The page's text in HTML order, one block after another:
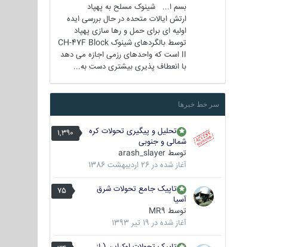
بسم ا... شینوک مسلح به پهپاد
ارتش ایالات متحده در حال بررسی ایده
اولیه ای برای حمل و رها سازی پهپاد
توسط بالگردهای شینوک CH-47F Block
II است که واحدهای رزمی اجازه می دهد
با انعطاف پذیری بیشتری دست به...
سر خط خبرها
1,390
تحلیل و پیگیری تحولات کره
شمالی و جنوبی
توسط arash_slayer
آغاز شده در 26 اردیبهشت 1386
75
تاپیک جامع تحولات شرق
آسیا
توسط MR9
آغاز شده در 19 تیر 1393